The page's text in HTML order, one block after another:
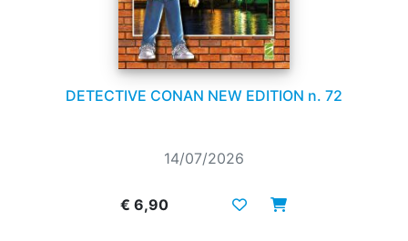
DETECTIVE CONAN NEW EDITION n. 72
14/07/2026
€ 6,90